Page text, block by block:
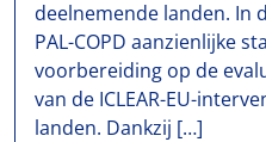
deelnemende landen. In
PAL-COPD aanzienlijke
voorbereiding op de
van de ICLEAR-EU-
landen. Dankzij […]